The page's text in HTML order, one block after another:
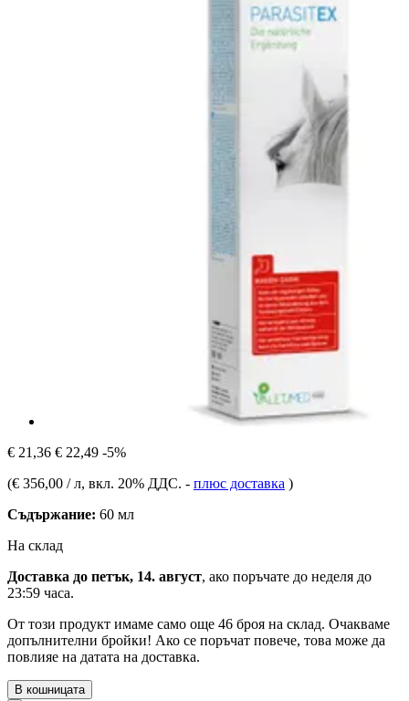
€ 21,36 € 22,49 -5%
(€ 356,00 / л, вкл. 20% ДДС. - плюс доставка )
Съдържание: 60 мл
На склад
Доставка до петък, 14. август, ако поръчате до неделя до
23:59 часа.
От този продукт имаме само още 46 броя на склад. Очакваме
допълнителни бройки! Ако се поръчат повече, това може да
повлияе на датата на доставка.
В кошницата